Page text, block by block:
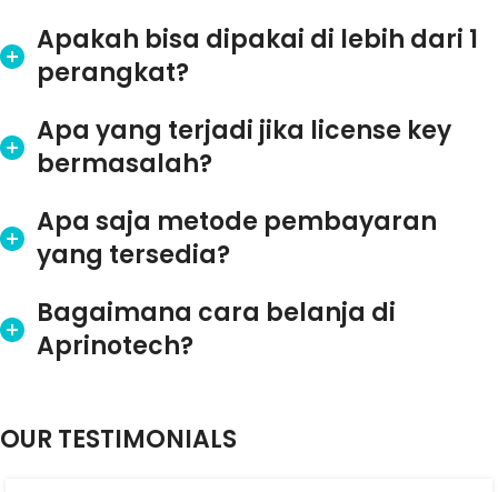
Apakah bisa dipakai di lebih dari 1
perangkat?
Apa yang terjadi jika license key
bermasalah?
Apa saja metode pembayaran
yang tersedia?
Bagaimana cara belanja di
Aprinotech?
OUR TESTIMONIALS